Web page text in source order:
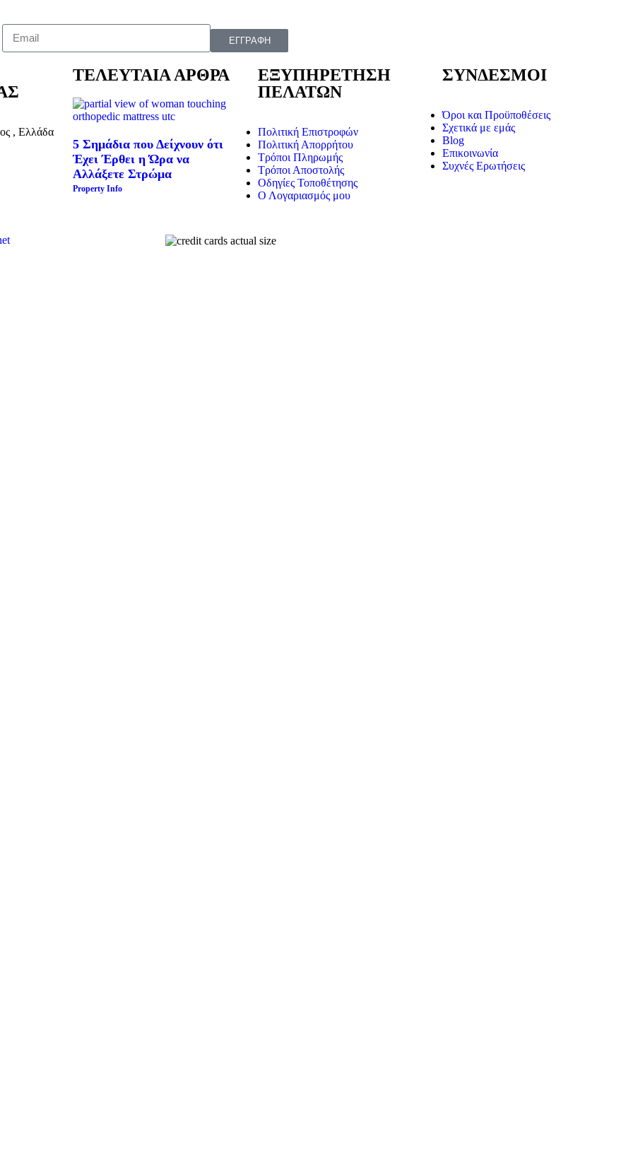
ΕΓΓΡΑΦΗ
, Ελλάδα
ΤΕΛΕΥΤΑΙΑ ΑΡΘΡΑ
5 Σημάδια που Δείχνουν ότι
Έχει Έρθει η Ώρα να
Αλλάξετε Στρώμα
Property Info
ΕΞΥΠΗΡΕΤΗΣΗ
ΠΕΛΑΤΩΝ
Πολιτική Επιστροφών
Πολιτική Απορρήτου
Τρόποι Πληρωμής
Τρόποι Αποστολής
Οδηγίες Τοποθέτησης
Ο Λογαριασμός μου
ΣΥΝΔΕΣΜΟΙ
Όροι και Προϋποθέσεις
Σχετικά με εμάς
Blog
Επικοινωνία
Συχνές Ερωτήσεις